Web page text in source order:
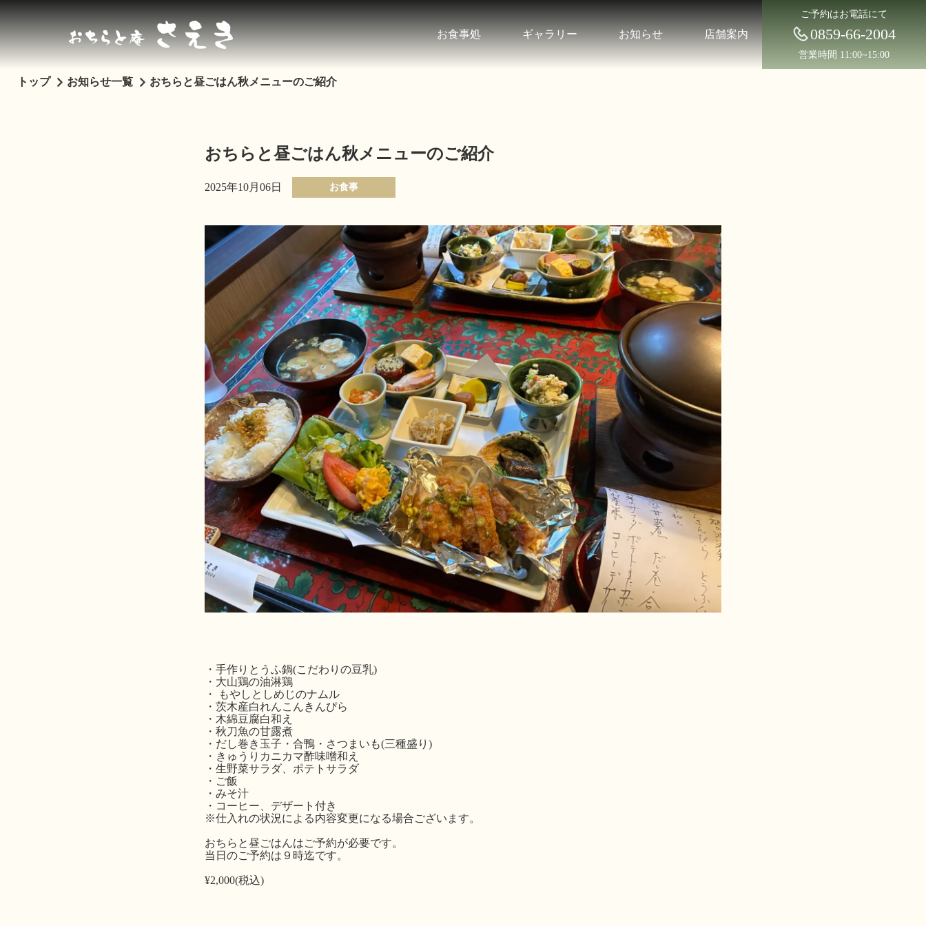
お食事処 ギャラリー お知らせ 店舗案内
ご予約はお電話にて
0859-66-2004
営業時間 11:00~15:00
トップ お知らせ一覧 おちらと昼ごはん秋メニューのご紹介
おちらと昼ごはん秋メニューのご紹介
2025年10月06日 お食事
・手作りとうふ鍋(こだわりの豆乳)
・大山鶏の油淋鶏
・ もやしとしめじのナムル
・茨木産白れんこんきんぴら
・木綿豆腐白和え
・秋刀魚の甘露煮
・だし巻き玉子・合鴨・さつまいも(三種盛り)
・きゅうりカニカマ酢味噌和え
・生野菜サラダ、ポテトサラダ
・ご飯
・みそ汁
・コーヒー、デザート付き
※仕入れの状況による内容変更になる場合ございます。
おちらと昼ごはんはご予約が必要です。
当日のご予約は９時迄です。
¥2,000(税込)